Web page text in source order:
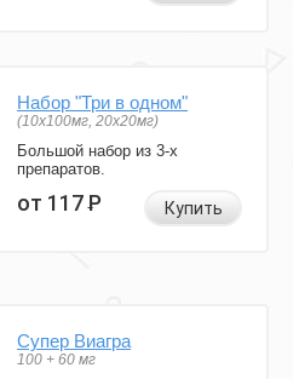
Набор "Три в одном"
(10x100мг, 20x20мг)
Большой набор из 3-х
препаратов.
от 117Р Купить
Супер Виагра
100 + 60 мг